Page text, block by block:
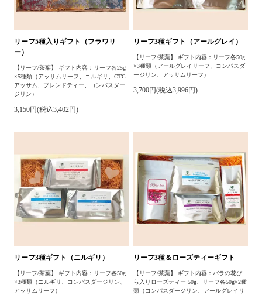
リーフ5種入りギフト（フラワリ
ー）
【リーフ/茶葉】 ギフト内容：リーフ各25g
×5種類（アッサムリーフ、ニルギリ、CTC
アッサム、ブレンドティー、コンパスダー
ジリン）
3,150円(税込3,402円)
リーフ3種ギフト（アールグレイ）
【リーフ/茶葉】 ギフト内容：リーフ各50g
×3種類（アールグレイリーフ、コンパスダ
ージリン、アッサムリーフ）
3,700円(税込3,996円)
リーフ3種ギフト（ニルギリ）
【リーフ/茶葉】 ギフト内容：リーフ各50g
×3種類（ニルギリ、コンパスダージリン、
アッサムリーフ）
リーフ3種＆ローズティーギフト
【リーフ/茶葉】 ギフト内容：バラの花び
ら入りローズティー 50g、リーフ各50g×2種
類（コンパスダージリン、アールグレイリ